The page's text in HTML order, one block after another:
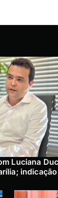
Luciana